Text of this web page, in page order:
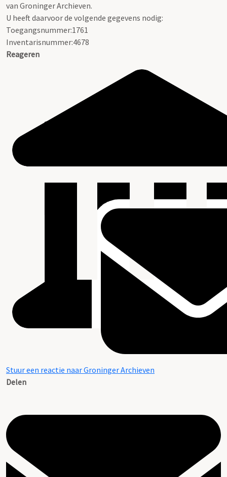
van Groninger Archieven.
U heeft daarvoor de volgende gegevens nodig:
Toegangsnummer:1761
Inventarisnummer:4678
Reageren
Stuur een reactie naar Groninger Archieven
Delen